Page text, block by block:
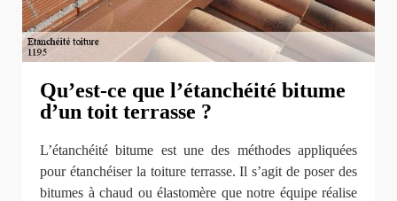
Qu’est-ce que l’étanchéité bitume
d’un toit terrasse ?
L’étanchéité bitume est une des méthodes appliquées
pour étanchéiser la toiture terrasse. Il s’agit de poser des
bitumes à chaud ou élastomère que notre équipe réalise